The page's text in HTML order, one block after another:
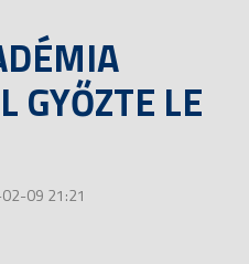
GYŐZTE LE
09 21:21